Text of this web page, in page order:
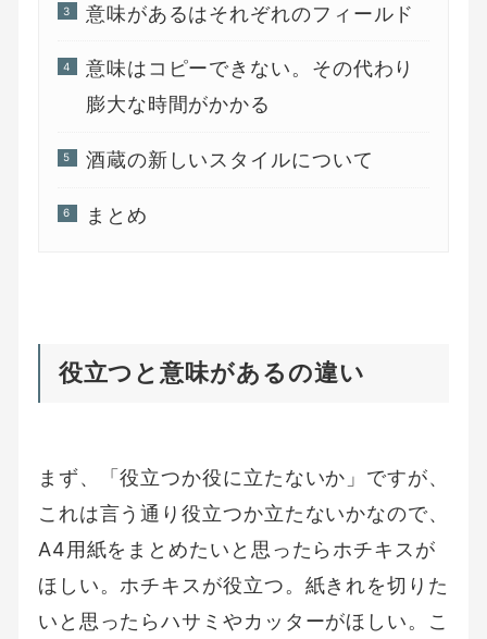
意味があるはそれぞれのフィールド
意味はコピーできない。その代わり
膨大な時間がかかる
酒蔵の新しいスタイルについて
まとめ
役立つと意味があるの違い
まず、「役立つか役に立たないか」ですが、
これは言う通り役立つか立たないかなので、
A4用紙をまとめたいと思ったらホチキスが
ほしい。ホチキスが役立つ。紙きれを切りた
いと思ったらハサミやカッターがほしい。こ